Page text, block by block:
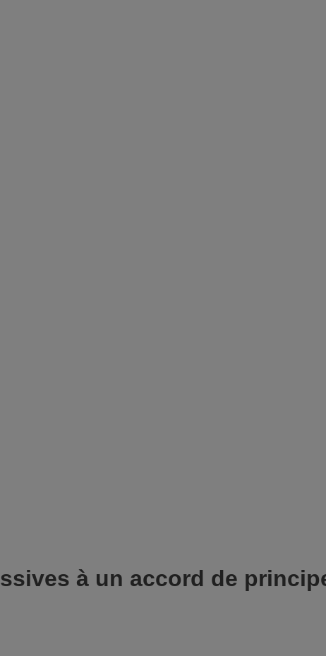
à un accord de